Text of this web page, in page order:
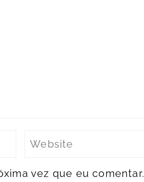
vez que eu comentar.